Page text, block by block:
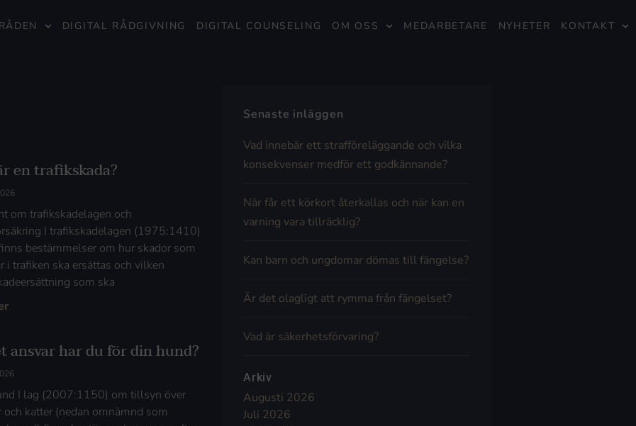
DIGITAL RÅDGIVNING DIGITAL COUNSELING OM OSS MEDARBETARE NYHETER KONTAKT
en trafikskada?
om trafikskadelagen och
I trafikskadelagen (1975:1410)
bestämmelser om hur skador som
i trafiken ska ersättas och vilken
som ska
ansvar har du för din hund?
I lag (2007:1150) om tillsyn över
och katter (nedan omnämnd som
Senaste inläggen
Vad innebär ett strafföreläggande och vilka
konsekvenser medför ett godkännande?
När får ett körkort återkallas och när kan en
varning vara tillräcklig?
Kan barn och ungdomar dömas till fängelse?
Är det olagligt att rymma från fängelset?
Vad är säkerhetsförvaring?
Arkiv
Augusti 2026
Juli 2026